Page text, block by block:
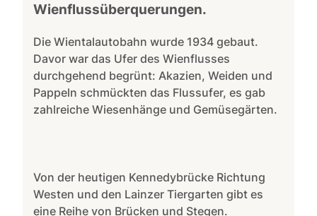
Wienflussüberquerungen.
Die Wientalautobahn wurde 1934 gebaut.
Davor war das Ufer des Wienflusses
durchgehend begrünt: Akazien, Weiden und
Pappeln schmückten das Flussufer, es gab
zahlreiche Wiesenhänge und Gemüsegärten.
Von der heutigen Kennedybrücke Richtung
Westen und den Lainzer Tiergarten gibt es
eine Reihe von Brücken und Stegen.